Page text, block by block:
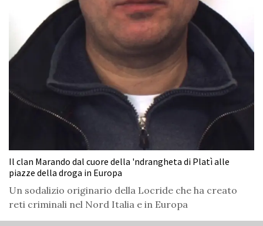
Il clan Marando dal cuore della 'ndrangheta di Platì alle
piazze della droga in Europa
Un sodalizio originario della Locride che ha creato
reti criminali nel Nord Italia e in Europa